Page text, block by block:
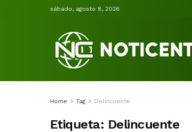
sábado, agosto 8, 2026
Home Tag Delincuente
Etiqueta: Delincuente